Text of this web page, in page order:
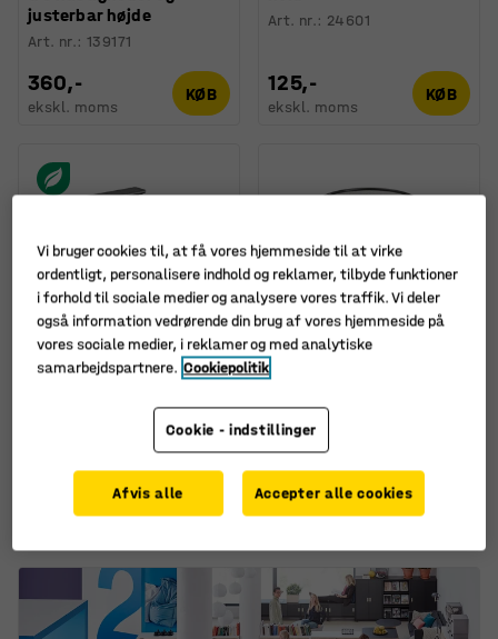
justerbar højde
Art. nr.:139171
360,-
ekskl. moms
KØB
Art. nr.: 24601
125,-
ekskl. moms
KØB
Skrivebordslampe
940,- KØB
Papirkurv, Ø 295x355
mm, 18 L, sort
115,-
Vi bruger cookies til, at få vores hjemmeside til at virke
ordentligt, personalisere indhold og reklamer, tilbyde funktioner
i forhold til sociale medier og analysere vores traffik. Vi deler
også information vedrørende din brug af vores hjemmeside på
vores sociale medier, i reklamer og med analytiske
samarbejdspartnere. Cookiepolitik
Cookie - indstillinger
Afvis alle Accepter alle cookies